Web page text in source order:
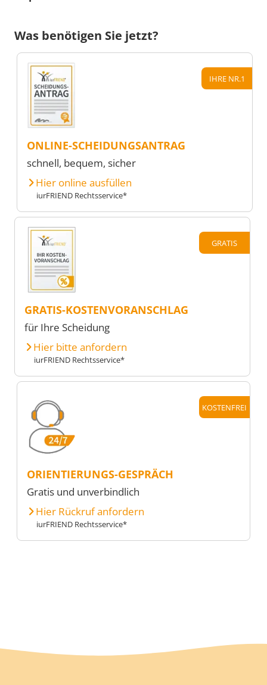
Was benötigen Sie jetzt?
IHRE NR.1
ONLINE-SCHEIDUNGSANTRAG
schnell, bequem, sicher
Hier online ausfüllen
iurFRIEND Rechtsservice*
GRATIS
GRATIS-KOSTENVORANSCHLAG
für Ihre Scheidung
Hier bitte anfordern
iurFRIEND Rechtsservice*
KOSTENFREI
ORIENTIERUNGS-GESPRÄCH
Gratis und unverbindlich
Hier Rückruf anfordern
iurFRIEND Rechtsservice*